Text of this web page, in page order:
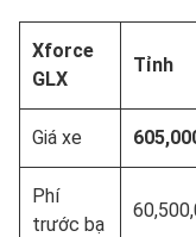
Xforce
GLX
Tỉnh
Giá xe
Phí
trước bạ